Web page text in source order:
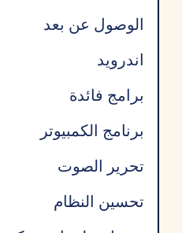
الوصول عن بعد
اندرويد
برامج فائدة
برنامج الكمبيوتر
تحرير الصوت
تحسين النظام